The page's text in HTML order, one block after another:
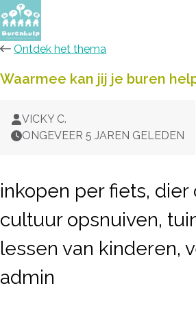
Ontdek het thema
Waarmee kan jij je buren
VICKY C.
ONGEVEER 5 JAREN GELEDEN
inkopen per fiets, dier
cultuur opsnuiven,
lessen van kinderen,
admin